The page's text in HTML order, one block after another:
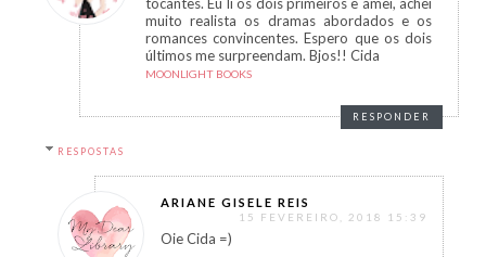
tocantes. Eu li os dois primeiros e amei, achei
muito realista os dramas abordados e os
romances convincentes. Espero que os dois
últimos me surpreendam. Bjos!! Cida
MOONLIGHT BOOKS
RESPONDER
RESPOSTAS
ARIANE GISELE REIS
15 FEVEREIRO, 2018 15:39
Oie Cida =)